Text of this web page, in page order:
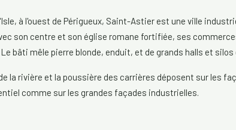
à l'ouest de Périgueux, Saint-Astier est une ville
son centre et son église romane fortifiée, ses
bâti mêle pierre blonde, enduit, et de grands halls et silos
la rivière et la poussière des carrières déposent sur les
comme sur les grandes façades industrielles.